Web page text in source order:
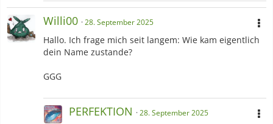
Willi00 28. September 2025
Hallo. Ich frage mich seit langem: Wie kam eigentlich
dein Name zustande?
GGG
PERFEKTION 28. September 2025